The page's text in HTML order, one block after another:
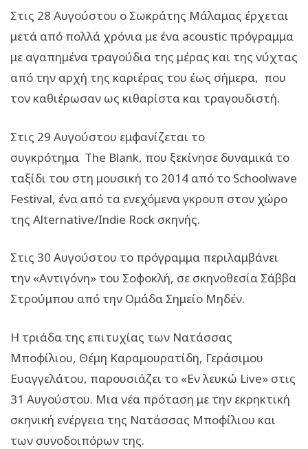
Στις 28 Αυγούστου ο Σωκράτης Μάλαμας έρχεται
μετά από πολλά χρόνια με ένα acoustic πρόγραμμα
με αγαπημένα τραγούδια της μέρας και της νύχτας
από την αρχή της καριέρας του έως σήμερα, που
τον καθιέρωσαν ως κιθαρίστα και τραγουδιστή.
Στις 29 Αυγούστου εμφανίζεται το
συγκρότημα The Blank, που ξεκίνησε δυναμικά το
ταξίδι του στη μουσική το 2014 από το Schoolwave
Festival, ένα από τα ενεχόμενα γκρουπ στον χώρο
της Alternative/Indie Rock σκηνής.
Στις 30 Αυγούστου το πρόγραμμα περιλαμβάνει
την «Αντιγόνη» του Σοφοκλή, σε σκηνοθεσία Σάββα
Στρούμπου από την Ομάδα Σημείο Μηδέν.
Η τριάδα της επιτυχίας των Νατάσσας
Μποφίλιου, Θέμη Καραμουρατίδη, Γεράσιμου
Ευαγγελάτου, παρουσιάζει το «Εν λευκώ Live» στις
31 Αυγούστου. Μια νέα πρόταση με την εκρηκτική
σκηνική ενέργεια της Νατάσσας Μποφίλιου και
των συνοδοιπόρων της.